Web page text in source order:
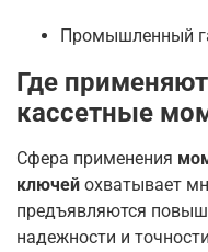
Промышленный
Где
кассетные
Сфера применения
ключей охватывает
предъявляются
надежности и